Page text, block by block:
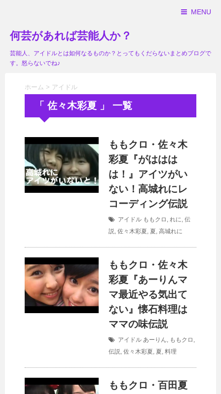
MENU
何芸があれば芸能人か？
芸能人、アイドルとは如何なるものか？とってもくだらないまとめブログで
す。怒らないでね♪
ホーム > アイドル
「 佐々木彩夏 」 一覧
ももクロ・佐々木
彩夏『がははは
は！』アイツがい
ない！高城れにレ
コーディング伝説
アイドル ももクロ , れに, 伝
説, 佐々木彩夏, 夏, 高城れに
ももクロ・佐々木
彩夏『あーりんマ
マ最近やる気出て
ない』懐石料理は
ママの味伝説
アイドル あーりん, ももクロ ,
伝説, 佐々木彩夏, 夏, 料理
ももクロ・百田夏